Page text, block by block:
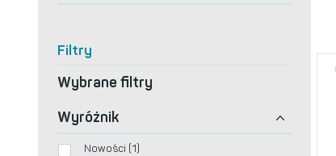
Filtry
Wybrane filtry
Wyróżnik
Nowości (1)